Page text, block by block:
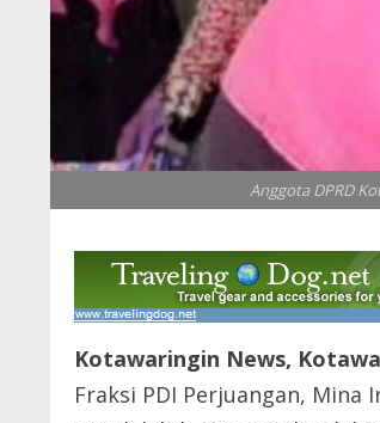
Anggota DPRD
Kotawaringin News,
Fraksi PDI Perjuangan,